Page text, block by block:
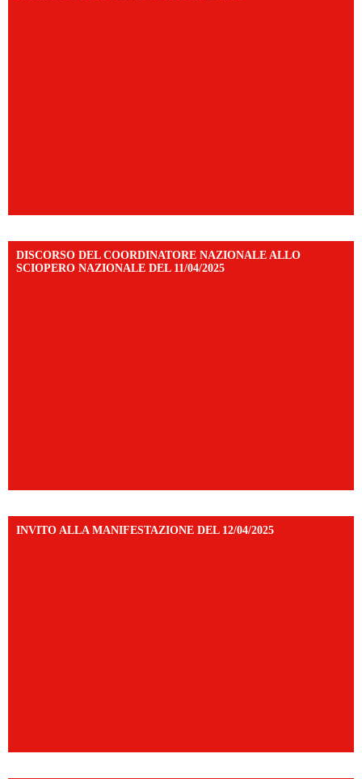
DISCORSO DEL COORDINATORE NAZIONALE ALLO
SCIOPERO NAZIONALE DEL 11/04/2025
INVITO ALLA MANIFESTAZIONE DEL 12/04/2025